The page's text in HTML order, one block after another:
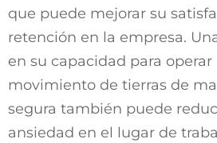
que puede mejorar su
retención en la empresa.
en su capacidad para
movimiento de tierras de
segura también puede
ansiedad en el lugar de